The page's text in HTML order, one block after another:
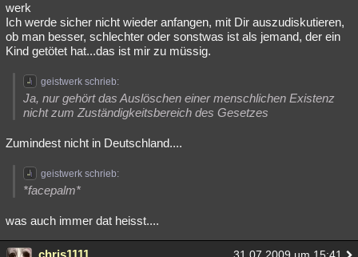
werk
Ich werde sicher nicht wieder anfangen, mit Dir auszudiskutieren,
ob man besser, schlechter oder sonstwas ist als jemand, der ein
Kind getötet hat...das ist mir zu müssig.
geistwerk schrieb:
Ja, nur gehört das Auslöschen einer menschlichen Existenz
nicht zum Zuständigkeitsbereich des Gesetzes
Zumindest nicht in Deutschland....
geistwerk schrieb:
*facepalm*
was auch immer dat heisst....
chris1111